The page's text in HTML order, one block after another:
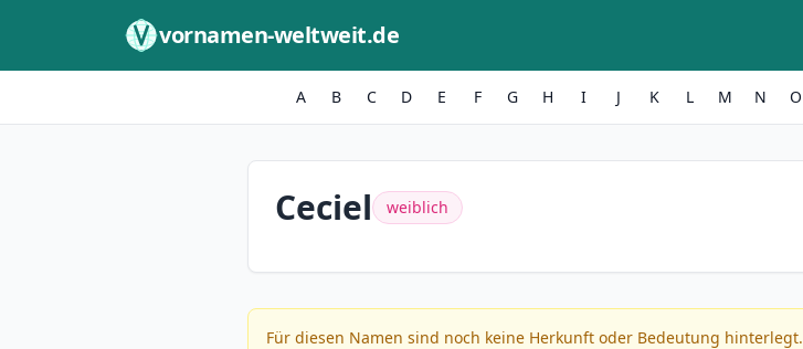
vornamen-weltweit.de
A B C D E F G H I J K L M N O
Ceciel weiblich
Für diesen Namen sind noch keine Herkunft oder Bedeutung hinterlegt.